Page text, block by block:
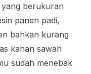
yang berukuran
panen padi,
bahkan kurang
kahan sawah
sudah menebak